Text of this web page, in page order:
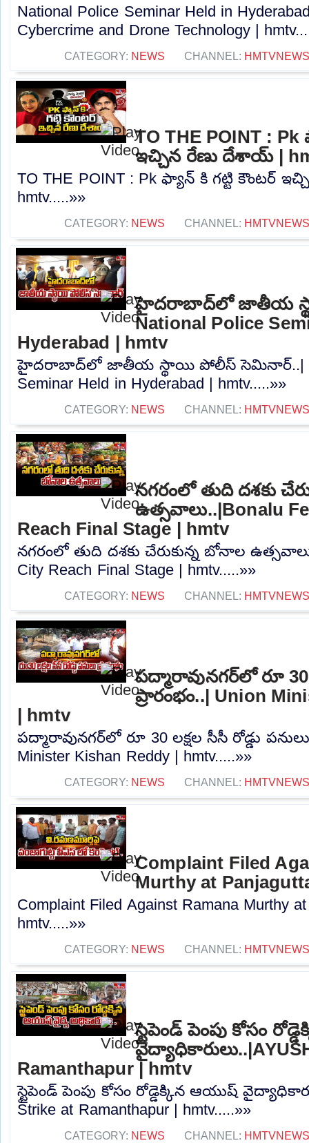
National Police Seminar Held in
Cybercrime and Drone Technology |
CATEGORY: NEWS CHANNEL: HMTVNEWS
TO THE POINT : Pk
ఇచ్చిన రేణు దేశాయ్ |
TO THE POINT : Pk ఫ్యాన్ కి గట్టి కౌంటర్
hmtv.....»»
CATEGORY: NEWS CHANNEL: HMTVNEWS
హైదరాబాద్‌లో జాతీయ
National Police
Hyderabad | hmtv
హైదరాబాద్‌లో జాతీయ స్థాయి పోలీస్ సెమినార్..|
Seminar Held in Hyderabad | hmtv.....»»
CATEGORY: NEWS CHANNEL: HMTVNEWS
నగరంలో తుది దశకు
ఉత్సవాలు..|Bonalu
Reach Final Stage | hmtv
నగరంలో తుది దశకు చేరుకున్న బోనాల
City Reach Final Stage | hmtv.....»»
CATEGORY: NEWS CHANNEL: HMTVNEWS
పద్మారావునగర్‌లో రూ 30
ప్రారంభం..| Union
| hmtv
పద్మారావునగర్‌లో రూ 30 లక్షల సీసీ రోడ్డు
Minister Kishan Reddy | hmtv.....»»
CATEGORY: NEWS CHANNEL: HMTVNEWS
Complaint Filed
Murthy at
Complaint Filed Against Ramana Murthy
hmtv.....»»
CATEGORY: NEWS CHANNEL: HMTVNEWS
స్టైపెండ్ పెంపు కోసం
Ramanthapur | hmtv
స్టైపెండ్ పెంపు కోసం రోడ్డెక్కిన ఆయుష్
Strike at Ramanthapur | hmtv.....»»
CATEGORY: NEWS CHANNEL: HMTVNEWS